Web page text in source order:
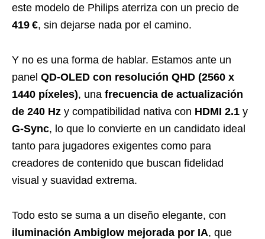
este modelo de Philips aterriza con un precio de
419 €, sin dejarse nada por el camino.
Y no es una forma de hablar. Estamos ante un
panel QD-OLED con resolución QHD (2560 x
1440 píxeles), una frecuencia de actualización
de 240 Hz y compatibilidad nativa con HDMI 2.1 y
G-Sync, lo que lo convierte en un candidato ideal
tanto para jugadores exigentes como para
creadores de contenido que buscan fidelidad
visual y suavidad extrema.
Todo esto se suma a un diseño elegante, con
iluminación Ambiglow mejorada por IA, que